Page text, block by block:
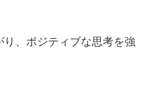
、ポジティブな思考を強